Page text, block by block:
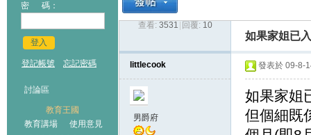
密 碼：
登入
登記帳號 忘記密碼
討論區
教育王國
教育講場
使用意見
› › ›
查看: 3531 回覆: 10
如果家姐已
littlecook
男爵府
發表於 09-8-
如果家姐
但個細既